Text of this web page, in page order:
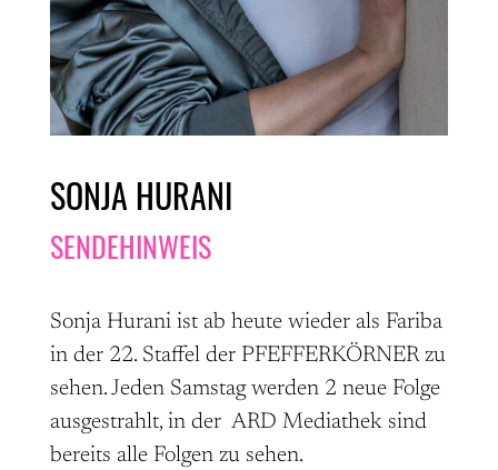
SONJA HURANI
SENDEHINWEIS
Sonja Hurani ist ab heute wieder als Fariba
in der 22. Staffel der PFEFFERKÖRNER zu
sehen. Jeden Samstag werden 2 neue Folge
ausgestrahlt, in der ARD Mediathek sind
bereits alle Folgen zu sehen.